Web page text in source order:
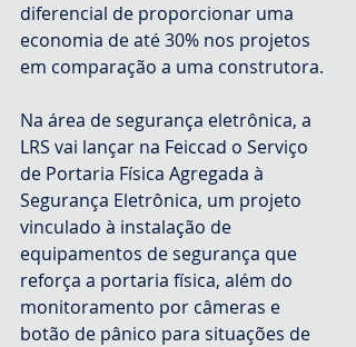
diferencial de proporcionar uma
economia de até 30% nos projetos
em comparação a uma construtora.
Na área de segurança eletrônica, a
LRS vai lançar na Feiccad o Serviço
de Portaria Física Agregada à
Segurança Eletrônica, um projeto
vinculado à instalação de
equipamentos de segurança que
reforça a portaria física, além do
monitoramento por câmeras e
botão de pânico para situações de